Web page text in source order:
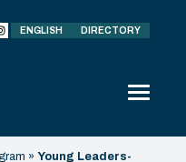
ENGLISH DIRECTORY
» Young Leaders-